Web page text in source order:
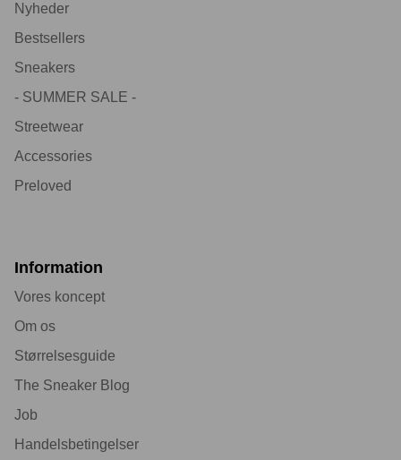
Nyheder
Bestsellers
Sneakers
- SUMMER SALE -
Streetwear
Accessories
Preloved
Information
Vores koncept
Om os
Størrelsesguide
The Sneaker Blog
Job
Handelsbetingelser